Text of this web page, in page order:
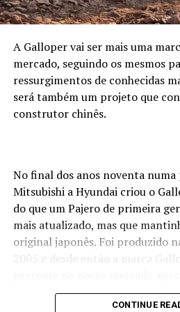
A Galloper vai ser mais uma
mercado, seguindo os mesmos
ressurgimentos de conhecidas
será também um projeto que
construtor chinês.
No final dos anos noventa numa
Mitsubishi a Hyundai criou o
do que um Pajero de primeira
mais atualizado, mas que
original japonês. Foi produzido
2005 e desde então a marca
muitos Galloper nas nossas
CONTINUE